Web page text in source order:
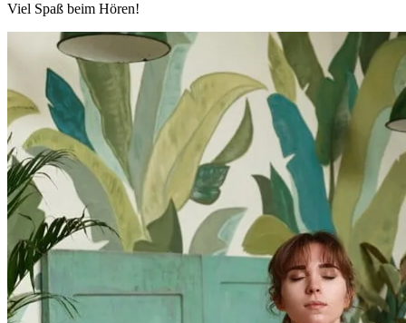
Viel Spaß beim Hören!